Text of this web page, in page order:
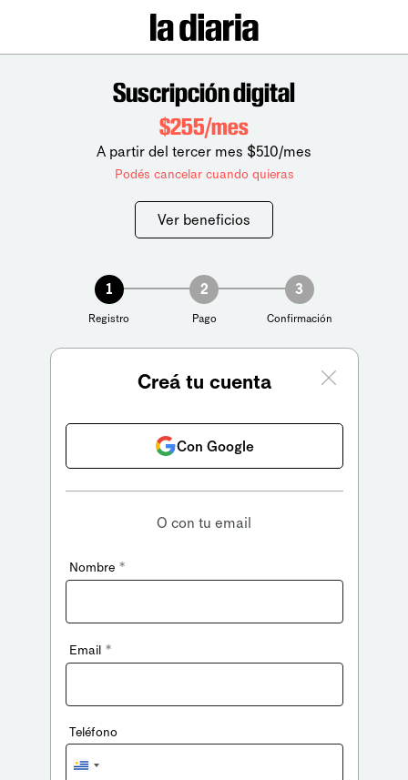
Suscripción digital
$255/mes
A partir del tercer mes $510/mes
Podés cancelar cuando quieras
Ver beneficios
1
Registro
2
Pago
3
Confirmación
Creá tu cuenta
Con Google
O con tu email
Nombre *
Email *
Teléfono
Uruguay